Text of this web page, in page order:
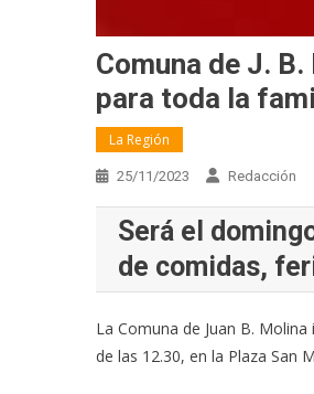
Comuna de J.
para toda la
La Región
25/11/2023 Redacción
Será el
de comidas,
La Comuna de Juan B.
de las 12.30, en la Plaza San